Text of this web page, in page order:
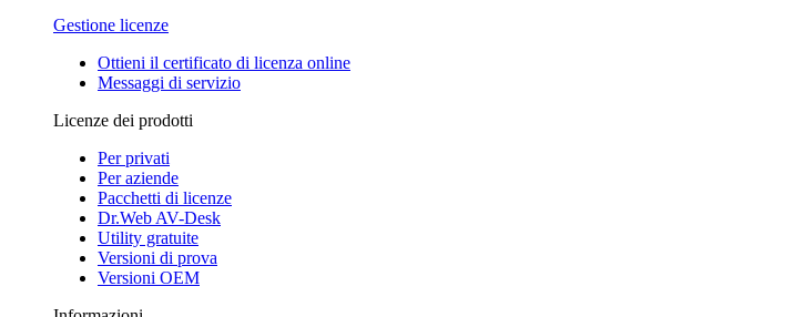
Gestione licenze
Ottieni il certificato di licenza online
Messaggi di servizio
Licenze dei prodotti
Per privati
Per aziende
Pacchetti di licenze
Dr.Web AV-Desk
Utility gratuite
Versioni di prova
Versioni OEM